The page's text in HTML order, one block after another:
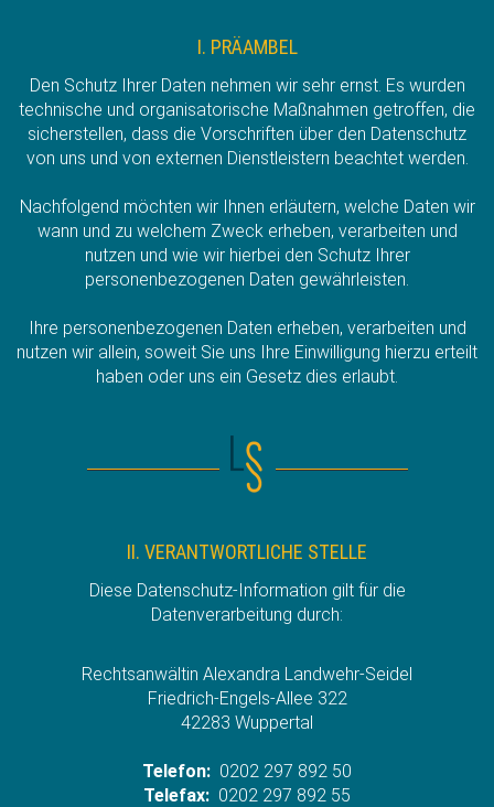
I. PRÄAMBEL
Den Schutz Ihrer Daten nehmen wir sehr ernst. Es wurden
technische und organisatorische Maßnahmen getroffen, die
sicherstellen, dass die Vorschriften über den Datenschutz
von uns und von externen Dienstleistern beachtet werden.
Nachfolgend möchten wir Ihnen erläutern, welche Daten wir
wann und zu welchem Zweck erheben, verarbeiten und
nutzen und wie wir hierbei den Schutz Ihrer
personenbezogenen Daten gewährleisten.
Ihre personenbezogenen Daten erheben, verarbeiten und
nutzen wir allein, soweit Sie uns Ihre Einwilligung hierzu erteilt
haben oder uns ein Gesetz dies erlaubt.
II. VERANTWORTLICHE STELLE
Diese Datenschutz-Information gilt für die
Datenverarbeitung durch:
Rechtsanwältin Alexandra Landwehr-Seidel
Friedrich-Engels-Allee 322
42283 Wuppertal
Telefon: 0202 297 892 50
Telefax: 0202 297 892 55